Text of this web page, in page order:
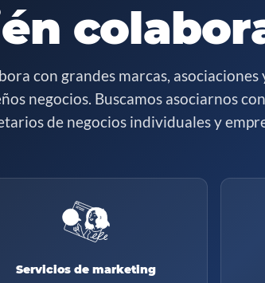
con grandes marcas,
negocios. Buscamos asociarnos
de negocios individuales y
Servicios de marketing